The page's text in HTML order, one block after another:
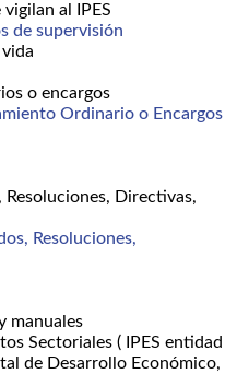
al IPES
de supervisión
o encargos
Ordinario o Encargos
Resoluciones, Directivas,
Resoluciones,
manuales
Sectoriales ( IPES entidad
de Desarrollo Económico,